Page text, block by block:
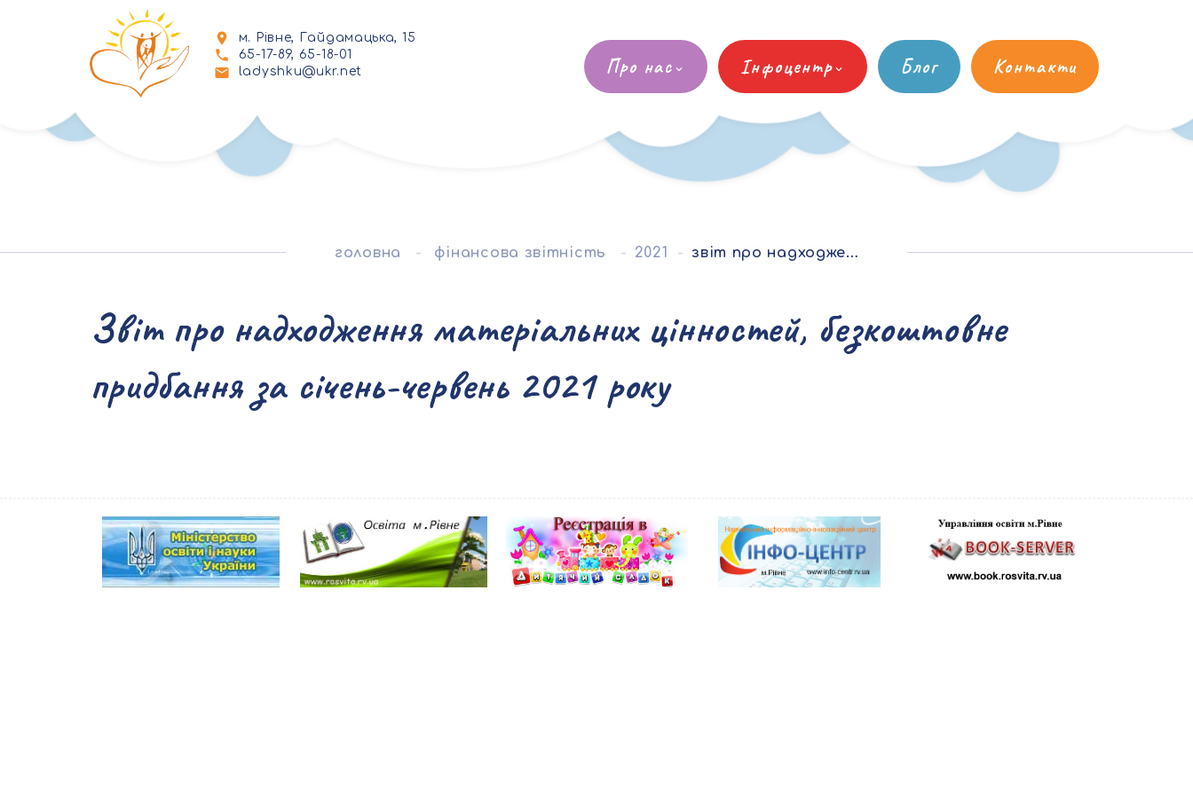
м. Рівне, Гайдамацька, 15
65-17-89, 65-18-01
ladyshku@ukr.net
Про нас Інфоцентр Блог Контакти
головна фінансова звітність 2021 звіт про надходження матеріальних цінностей, безкоштовне придбання за січень-червень 2021 року
Звіт про надходження матеріальних цінностей, безкоштовне
придбання за січень-червень 2021 року